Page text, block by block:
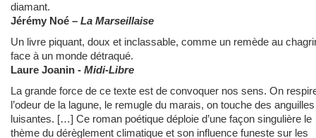
diamant.
Jérémy Noé – La Marseillaise
Un livre piquant, doux et inclassable, comme un remède au
face à un monde détraqué.
Laure Joanin - Midi-Libre
La grande force de ce texte est de convoquer nos sens. On
l’odeur de la lagune, le remugle du marais, on touche des anguilles
luisantes. […] Ce roman poétique déploie d’une façon singulière le
thème du dérèglement climatique et son influence funeste sur les